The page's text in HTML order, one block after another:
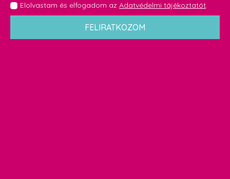
GDPR
*
Elolvastam és elfogadom az Adatvédelmi tájékoztatót.
FELIRATKOZOM